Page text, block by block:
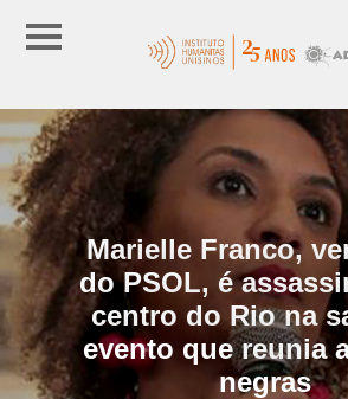
Marielle Franco,
do PSOL, é
centro do Rio na
evento que reunia
negras